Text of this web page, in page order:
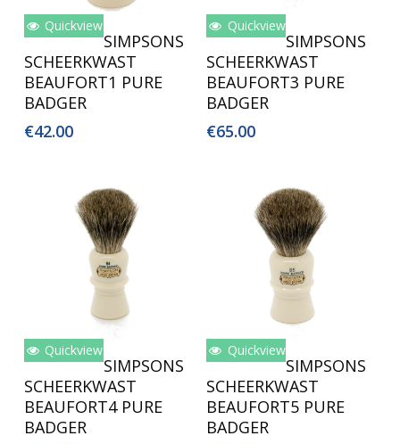
Lees Verder
Quickview
SIMPSONS
SCHEERKWAST
BEAUFORT1 PURE
BADGER
€42.00
Toevoegen Aan
Winkelwagen
Quickview
SIMPSONS
SCHEERKWAST
BEAUFORT3 PURE
BADGER
€65.00
Toevoegen Aan
Winkelwagen
Quickview
SIMPSONS
SCHEERKWAST
BEAUFORT4 PURE
BADGER
Toevoegen Aan
Winkelwagen
Quickview
SIMPSONS
SCHEERKWAST
BEAUFORT5 PURE
BADGER